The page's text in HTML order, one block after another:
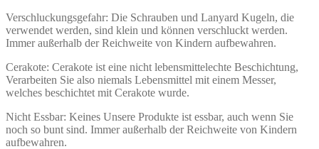
Verschluckungsgefahr: Die Schrauben und Lanyard Kugeln, die
verwendet werden, sind klein und können verschluckt werden.
Immer außerhalb der Reichweite von Kindern aufbewahren.
Cerakote: Cerakote ist eine nicht lebensmittelechte Beschichtung,
Verarbeiten Sie also niemals Lebensmittel mit einem Messer,
welches beschichtet mit Cerakote wurde.
Nicht Essbar: Keines Unsere Produkte ist essbar, auch wenn Sie
noch so bunt sind. Immer außerhalb der Reichweite von Kindern
aufbewahren.